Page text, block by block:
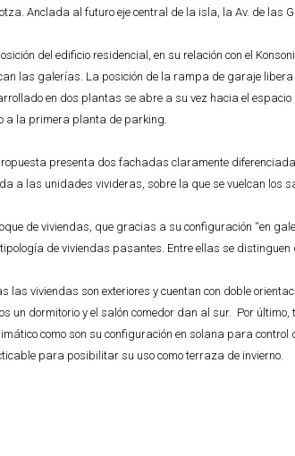
Anclada al futuro eje central de la isla, la Av. de las
del edificio residencial, en su relación con el
las galerías. La posición de la rampa de garaje
en dos plantas se abre a su vez hacia el
a la primera planta de parking.
presenta dos fachadas claramente
a las unidades vivideras, sobre la que se vuelcan los
de viviendas, que gracias a su configuración “en
de viviendas pasantes. Entre ellas se
las viviendas son exteriores y cuentan con doble
un dormitorio y el salón comedor dan al sur. Por
como son su configuración en solana para
para posibilitar su uso como terraza de invierno.